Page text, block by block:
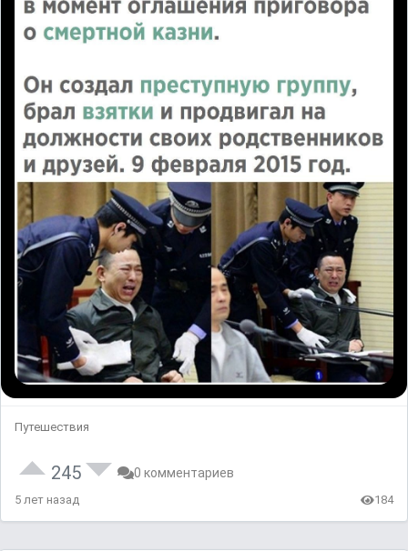
Путешествия
245 0 комментариев
5 лет назад 184